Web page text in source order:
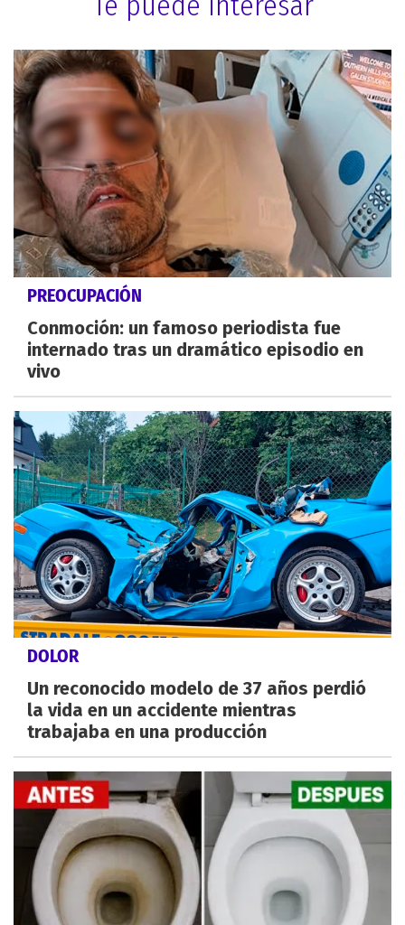
PREOCUPACIÓN
Conmoción: un famoso periodista fue
internado tras un dramático episodio en
vivo
DOLOR
Un reconocido modelo de 37 años perdió
la vida en un accidente mientras
trabajaba en una producción